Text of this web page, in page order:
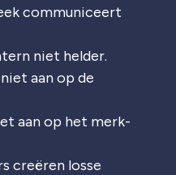
communiceert
niet helder.
aan op de
aan op het merk-
creëren losse